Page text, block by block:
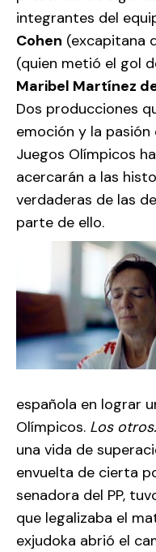
integrantes del
Cohen (excapitana
(quien metió el gol
Maribel Martínez
Dos producciones
emoción y la pasión
Juegos Olímpicos
acercarán a las
verdaderas de las
parte de ello.
española en lograr
Olímpicos. Los
una vida de
envuelta de cierta
senadora del PP,
que legalizaba el
exjudoka abrió el